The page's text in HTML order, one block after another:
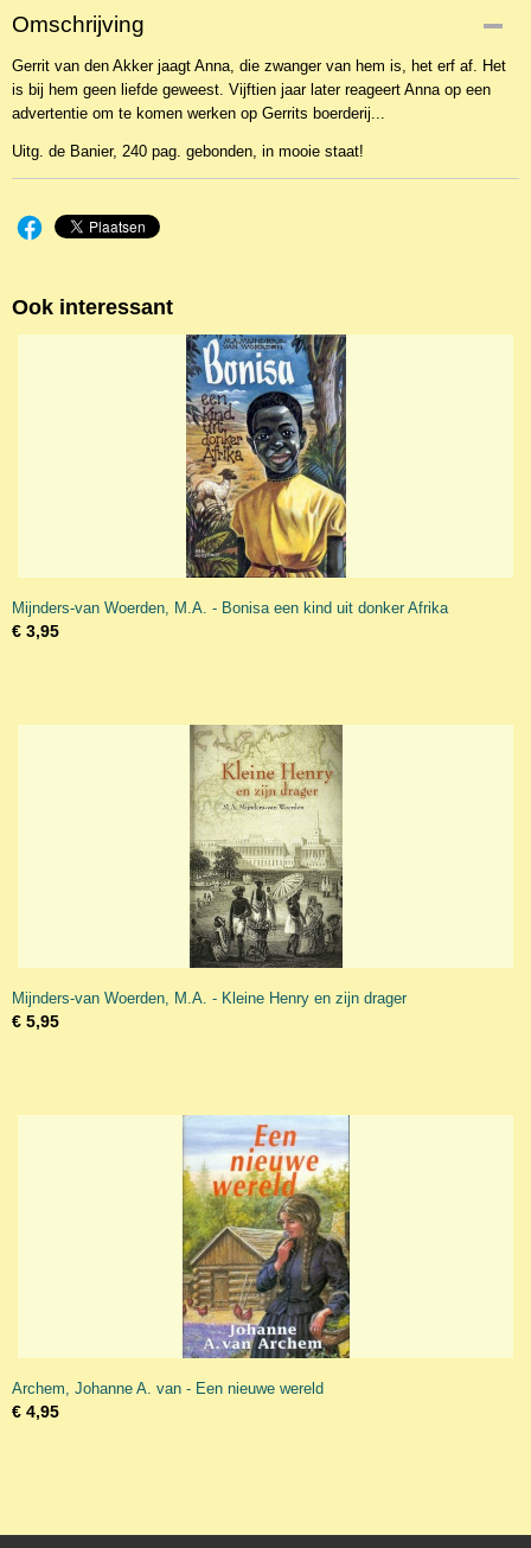
Omschrijving
Gerrit van den Akker jaagt Anna, die zwanger van hem is, het erf af. Het
is bij hem geen liefde geweest. Vijftien jaar later reageert Anna op een
advertentie om te komen werken op Gerrits boerderij...
Uitg. de Banier, 240 pag. gebonden, in mooie staat!
Ook interessant
Mijnders-van Woerden, M.A. - Bonisa een kind uit donker Afrika
€ 3,95
Mijnders-van Woerden, M.A. - Kleine Henry en zijn drager
€ 5,95
Archem, Johanne A. van - Een nieuwe wereld
€ 4,95